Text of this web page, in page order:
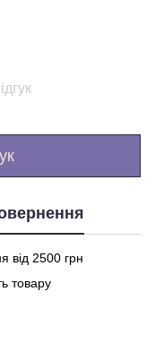
від 2500 грн
товару